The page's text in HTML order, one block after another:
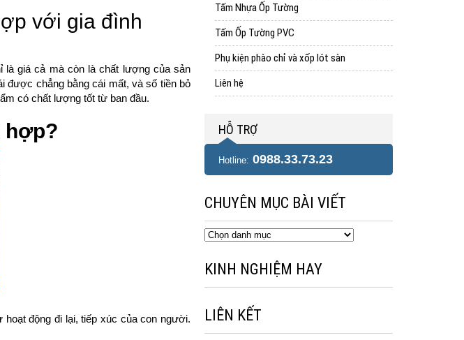
với gia đình
là giá cả mà còn là chất lượng của sản
được chẳng bằng cái mất, và số tiền bỏ
có chất lượng tốt từ ban đầu.
hợp?
động đi lại, tiếp xúc của con người.
Tấm Nhựa Ốp Tường
Tấm Ốp Tường PVC
Phụ kiện phào chỉ và xốp lót sàn
Liên hệ
HỖ TRỢ
Hotline: 0988.33.73.23
CHUYÊN MỤC BÀI VIẾT
Chuyên
viết
KINH NGHIỆM HAY
LIÊN KẾT